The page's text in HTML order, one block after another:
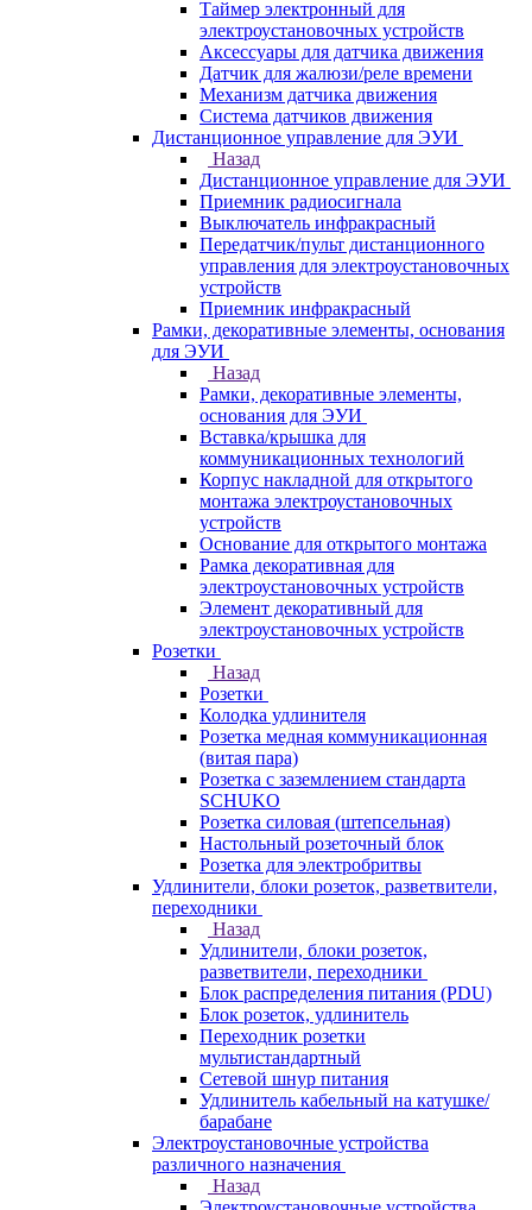
Таймер электронный для
электроустановочных устройств
Аксессуары для датчика движения
Датчик для жалюзи/реле времени
Механизм датчика движения
Система датчиков движения
Дистанционное управление для ЭУИ
Назад
Дистанционное управление для ЭУИ
Приемник радиосигнала
Выключатель инфракрасный
Передатчик/пульт дистанционного
управления для электроустановочных
устройств
Приемник инфракрасный
Рамки, декоративные элементы, основания
для ЭУИ
Назад
Рамки, декоративные элементы,
основания для ЭУИ
Вставка/крышка для
коммуникационных технологий
Корпус накладной для открытого
монтажа электроустановочных
устройств
Основание для открытого монтажа
Рамка декоративная для
электроустановочных устройств
Элемент декоративный для
электроустановочных устройств
Розетки
Назад
Розетки
Колодка удлинителя
Розетка медная коммуникационная
(витая пара)
Розетка с заземлением стандарта
SCHUKO
Розетка силовая (штепсельная)
Настольный розеточный блок
Розетка для электробритвы
Удлинители, блоки розеток, разветвители,
переходники
Назад
Удлинители, блоки розеток,
разветвители, переходники
Блок распределения питания (PDU)
Блок розеток, удлинитель
Переходник розетки
мультистандартный
Сетевой шнур питания
Удлинитель кабельный на катушке/
барабане
Электроустановочные устройства
различного назначения
Назад